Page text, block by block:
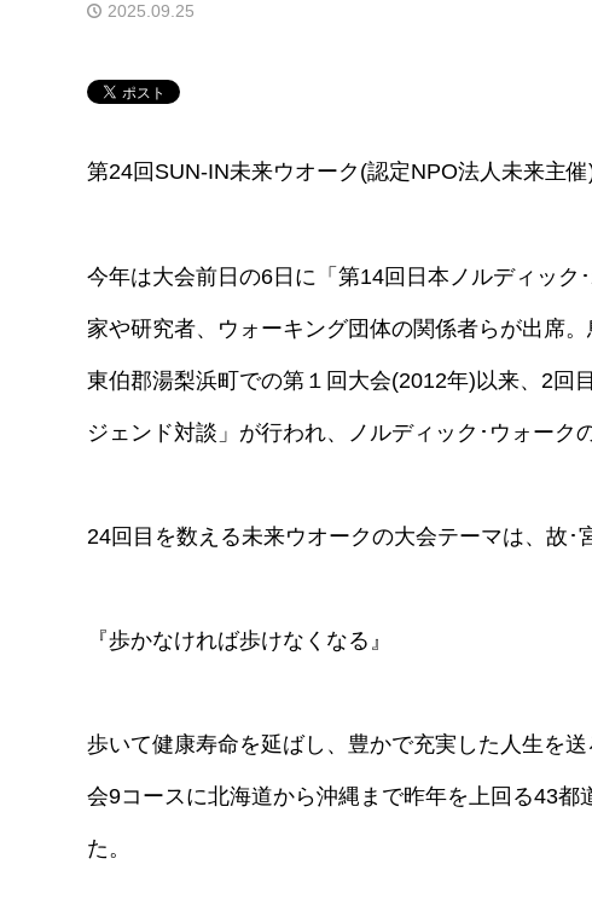
2025.09.25
第24回SUN-IN未来ウオーク(認定NPO法人未来主
今年は大会前日の6日に「第14回日本ノルディッ
家や研究者、ウォーキング団体の関係者らが出席
東伯郡湯梨浜町での第１回大会(2012年)以来、2回
ジェンド対談」が行われ、ノルディック･ウォーク
24回目を数える未来ウオークの大会テーマは、故
『歩かなければ歩けなくなる』
歩いて健康寿命を延ばし、豊かで充実した人生を
会9コースに北海道から沖縄まで昨年を上回る43
た。